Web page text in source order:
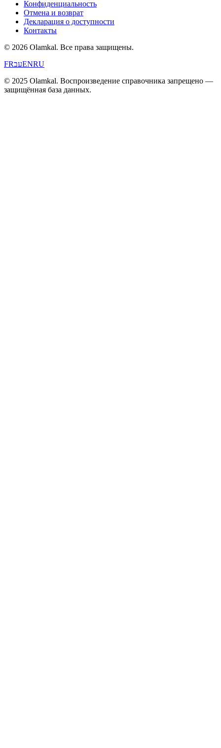
Конфиденциальность
Отмена и возврат
Декларация о доступности
Контакты
© 2026 Olamkal. Все права защищены.
FRעבENRU
© 2025 Olamkal. Воспроизведение справочника запрещено —
защищённая база данных.